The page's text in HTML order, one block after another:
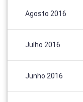
Agosto 2016
Julho 2016
Junho 2016